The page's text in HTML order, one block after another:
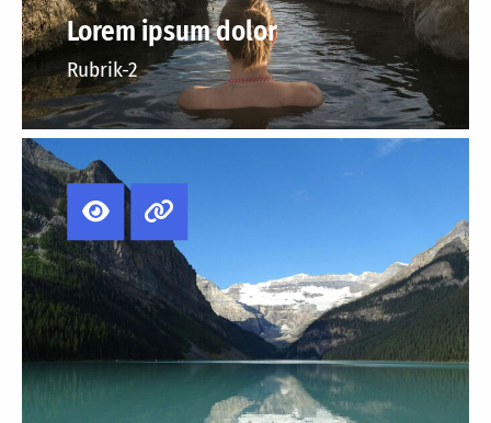
Lorem ipsum dolor
Rubrik-2